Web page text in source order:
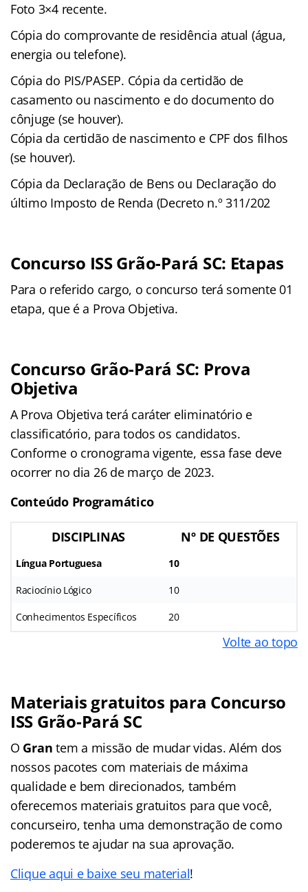
Foto 3×4 recente.
Cópia do comprovante de residência atual (água,
energia ou telefone).
Cópia do PIS/PASEP. Cópia da certidão de
casamento ou nascimento e do documento do
cônjuge (se houver).
Cópia da certidão de nascimento e CPF dos filhos
(se houver).
Cópia da Declaração de Bens ou Declaração do
último Imposto de Renda (Decreto n.º 311/202
Concurso ISS Grão-Pará SC: Etapas
Para o referido cargo, o concurso terá somente 01
etapa, que é a Prova Objetiva.
Concurso Grão-Pará SC: Prova
Objetiva
A Prova Objetiva terá caráter eliminatório e
classificatório, para todos os candidatos.
Conforme o cronograma vigente, essa fase deve
ocorrer no dia 26 de março de 2023.
Conteúdo Programático
DISCIPLINAS Nº DE QUESTÕES
Língua Portuguesa 10
Raciocínio Lógico 10
Conhecimentos Específicos 20
Volte ao topo
Materiais gratuitos para Concurso
ISS Grão-Pará SC
O Grantem a missão de mudar vidas. Além dos
nossos pacotes com materiais de máxima
qualidade e bem direcionados, também
oferecemos materiais gratuitos para que você,
concurseiro, tenha uma demonstração de como
poderemos te ajudar na sua aprovação.
Clique aqui e baixe seu material!